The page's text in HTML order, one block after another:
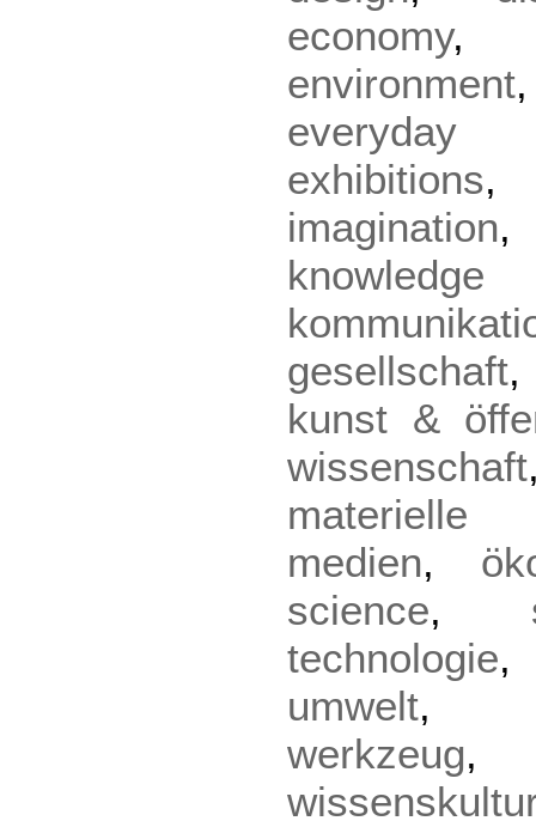
economy
environment
exhibitions
imagination
gesellschaft
kunst &
wissenschaft
materielle
medien,
science,
technologie
umwelt
werkzeug